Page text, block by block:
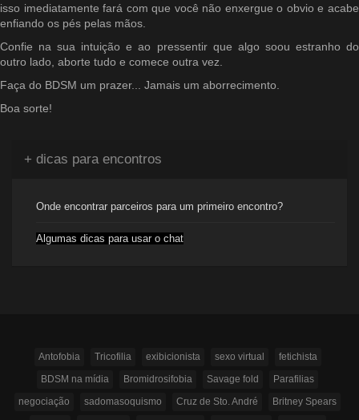
isso imediatamente fará com que você não enxergue o obvio e acabe
enfiando os pés pelas mãos.
Confie na sua intuição e ao pressentir que algo soou estranho do
outro lado, aborte tudo e comece outra vez.
Faça do BDSM um prazer... Jamais um aborrecimento.
Boa sorte!
+ dicas para encontros
Onde encontrar parceiros para um primeiro encontro?
Algumas dicas para usar o chat
Antofobia Tricofilia exibicionista sexo virtual
fetichista
BDSM na mídia
Bromidrosifobia Savage fold
Parafilias
negociação
sadomasoquismo Cruz de Sto. André
Britney Spears